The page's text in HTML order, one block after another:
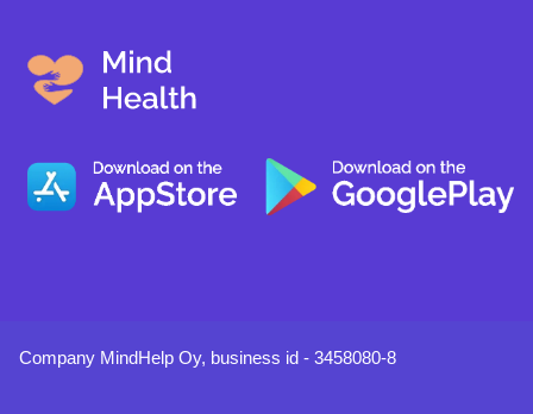
Company MindHelp Oy, business id - 3458080-8